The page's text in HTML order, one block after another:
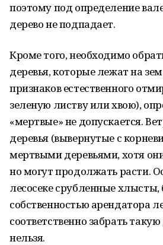
поэтому под определение
дерево не подпадает.
Кроме того, необходимо
деревья, которые лежат на
признаков естественного
зеленую листву или хвою),
«мертвые» не допускается.
деревья (вывернутые с
мертвыми деревьями, хотя
но могут продолжать расти.
лесосеке срубленные хлысты,
собственностью арендатора
соответственно забрать
нельзя.